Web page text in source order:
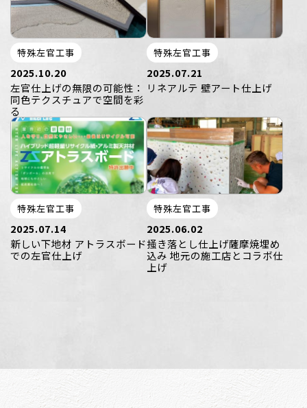
特殊左官工事
2025.10.20
左官仕上げの無限の可能性：
同色テクスチュアで空間を彩
る
特殊左官工事
2025.07.21
リネアルテ 壁アート仕上げ
特殊左官工事
2025.07.14
新しい下地材 アトラスボード
での左官仕上げ
特殊左官工事
2025.06.02
掻き落とし仕上げ薩摩焼埋め
込み 地元の施工店とコラボ仕
上げ